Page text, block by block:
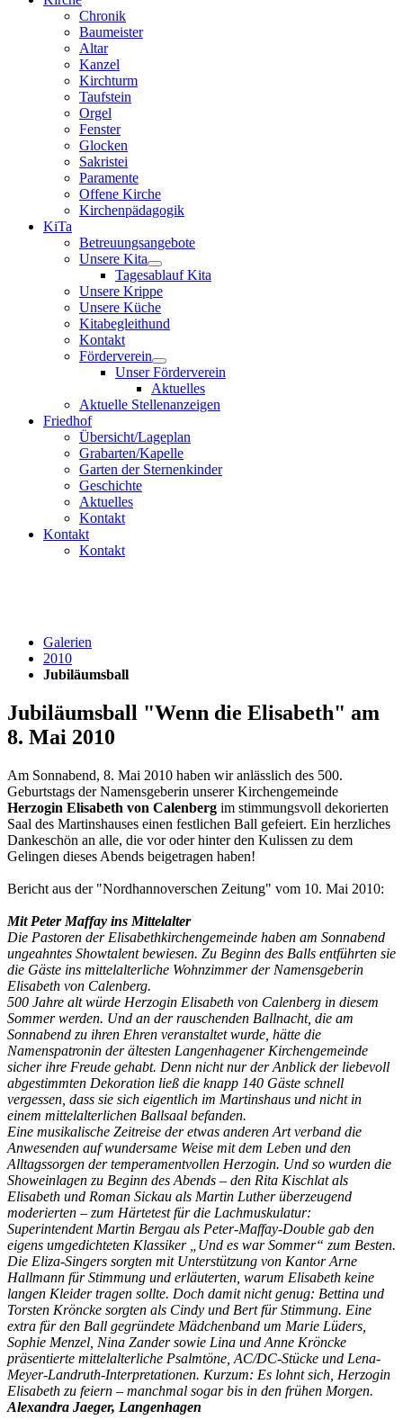
Chronik
Baumeister
Altar
Kanzel
Kirchturm
Taufstein
Orgel
Fenster
Glocken
Sakristei
Paramente
Offene Kirche
Kirchenpädagogik
KiTa
Betreuungsangebote
Unsere Kita
Tagesablauf Kita
Unsere Krippe
Unsere Küche
Kitabegleithund
Kontakt
Förderverein
Unser Förderverein
Aktuelles
Aktuelle Stellenanzeigen
Friedhof
Übersicht/Lageplan
Grabarten/Kapelle
Garten der Sternenkinder
Geschichte
Aktuelles
Kontakt
Kontakt
Kontakt
Galerien
2010
Jubiläumsball
Jubiläumsball "Wenn die Elisabeth" am
8. Mai 2010
Am Sonnabend, 8. Mai 2010 haben wir anlässlich des 500.
Geburtstags der Namensgeberin unserer Kirchengemeinde
Herzogin Elisabeth von Calenberg im stimmungsvoll dekorierten
Saal des Martinshauses einen festlichen Ball gefeiert. Ein herzliches
Dankeschön an alle, die vor oder hinter den Kulissen zu dem
Gelingen dieses Abends beigetragen haben!
Bericht aus der "Nordhannoverschen Zeitung" vom 10. Mai 2010:
Mit Peter Maffay ins Mittelalter
Die Pastoren der Elisabethkirchengemeinde haben am Sonnabend
ungeahntes Showtalent bewiesen. Zu Beginn des Balls entführten sie
die Gäste ins mittelalterliche Wohnzimmer der Namensgeberin
Elisabeth von Calenberg.
500 Jahre alt würde Herzogin Elisabeth von Calenberg in diesem
Sommer werden. Und an der rauschenden Ballnacht, die am
Sonnabend zu ihren Ehren veranstaltet wurde, hätte die
Namenspatronin der ältesten Langenhagener Kirchengemeinde
sicher ihre Freude gehabt. Denn nicht nur der Anblick der liebevoll
abgestimmten Dekoration ließ die knapp 140 Gäste schnell
vergessen, dass sie sich eigentlich im Martinshaus und nicht in
einem mittelalterlichen Ballsaal befanden.
Eine musikalische Zeitreise der etwas anderen Art verband die
Anwesenden auf wundersame Weise mit dem Leben und den
Alltagssorgen der temperamentvollen Herzogin. Und so wurden die
Showeinlagen zu Beginn des Abends – den Rita Kischlat als
Elisabeth und Roman Sickau als Martin Luther überzeugend
moderierten – zum Härtetest für die Lachmuskulatur:
Superintendent Martin Bergau als Peter-Maffay-Double gab den
eigens umgedichteten Klassiker „Und es war Sommer“ zum Besten.
Die Eliza-Singers sorgten mit Unterstützung von Kantor Arne
Hallmann für Stimmung und erläuterten, warum Elisabeth keine
langen Kleider tragen sollte. Doch damit nicht genug: Bettina und
Torsten Kröncke sorgten als Cindy und Bert für Stimmung. Eine
extra für den Ball gegründete Mädchenband um Marie Lüders,
Sophie Menzel, Nina Zander sowie Lina und Anne Kröncke
präsentierte mittelalterliche Psalmtöne, AC/DC-Stücke und Lena-
Meyer-Landruth-Interpretationen. Kurzum: Es lohnt sich, Herzogin
Elisabeth zu feiern – manchmal sogar bis in den frühen Morgen.
Alexandra Jaeger, Langenhagen